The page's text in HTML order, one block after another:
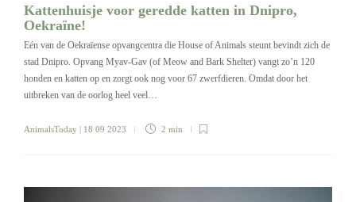
Kattenhuisje voor geredde katten in Dnipro,
Oekraïne!
Eén van de Oekraïense opvangcentra die House of Animals steunt bevindt zich de
stad Dnipro. Opvang Myav-Gav (of Meow and Bark Shelter) vangt zo’n 120
honden en katten op en zorgt ook nog voor 67 zwerfdieren. Omdat door het
uitbreken van de oorlog heel veel…
AnimalsToday | 18 09 2023 2 min